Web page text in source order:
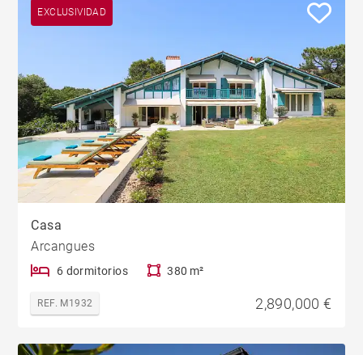
EXCLUSIVIDAD
Casa
Arcangues
6 dormitorios 380 m²
REF. M1932 2,890,000 €